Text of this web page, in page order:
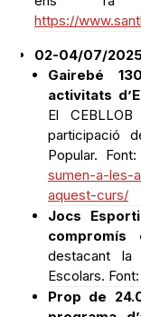
02-04/07/2025
Gairebé
El
participació
Popular.
sumen-a-les-
aquest-curs/
Jocs
compromís
destacant
Escolars.
Prop de
programa
curs 2024/
destacant la